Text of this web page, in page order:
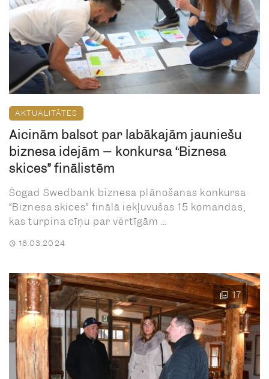
AKTUALITĀTES
Aicinām balsot par labākajām jauniešu
biznesa idejām – konkursa “Biznesa
skices” finālistēm
Šogad Swedbank biznesa plānošanas konkursa
“Biznesa skices” finālā iekļuvušas 15 komandas,
kas turpina cīņu par vērtīgām ...
18.03.2024
17